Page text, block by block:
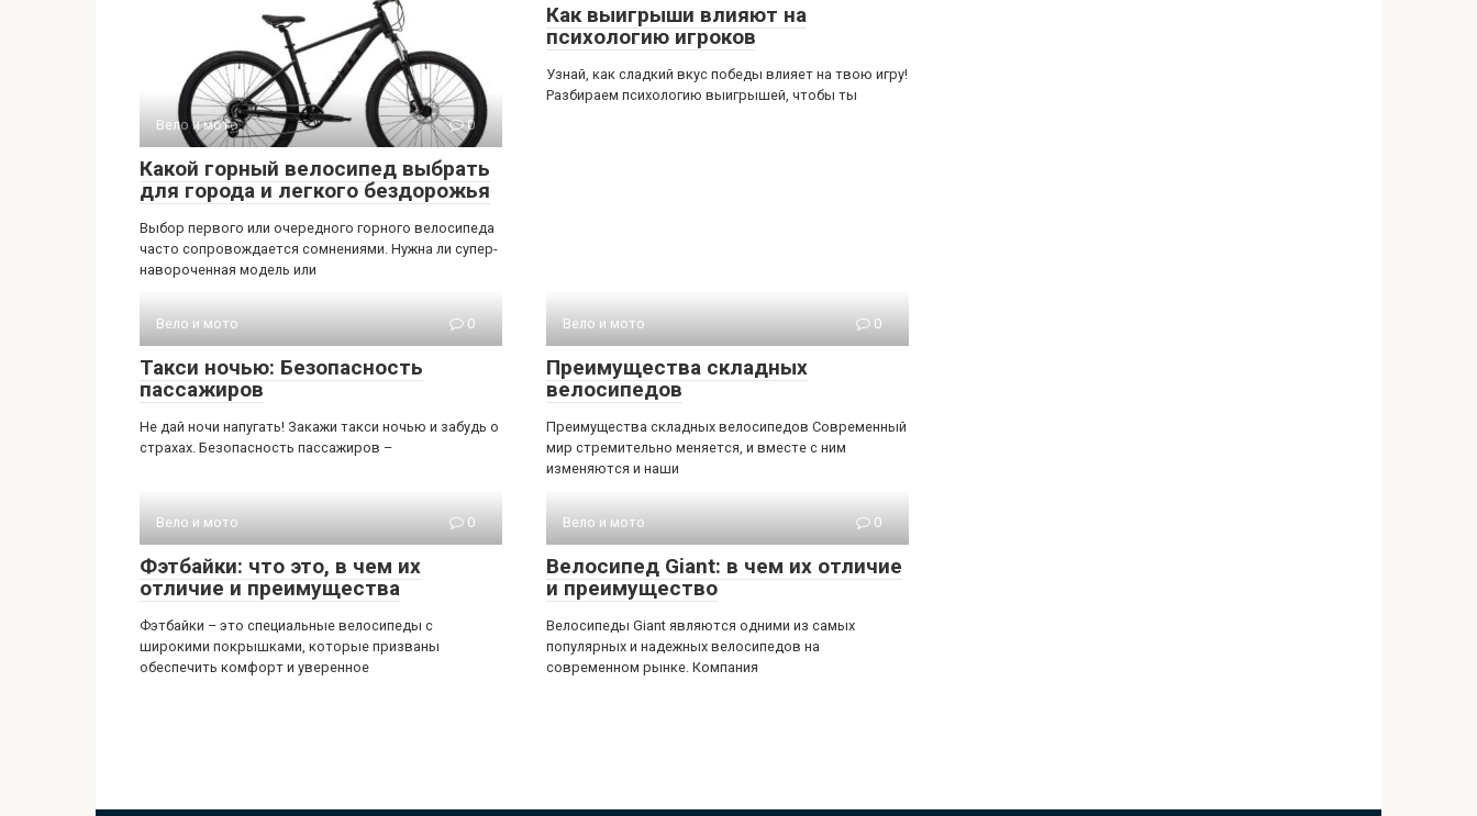
Вело и мото 0
Какой горный велосипед выбрать
для города и легкого бездорожья
Выбор первого или очередного горного велосипеда
часто сопровождается сомнениями. Нужна ли супер-
навороченная модель или
Как выигрыши влияют на
психологию игроков
Узнай, как сладкий вкус победы влияет на твою игру!
Разбираем психологию выигрышей, чтобы ты
Вело и мото 0
Такси ночью: Безопасность
пассажиров
Не дай ночи напугать! Закажи такси ночью и забудь о
страхах. Безопасность пассажиров –
Вело и мото 0
Преимущества складных
велосипедов
Преимущества складных велосипедов Современный
мир стремительно меняется, и вместе с ним
изменяются и наши
Вело и мото 0
Фэтбайки: что это, в чем их
отличие и преимущества
Фэтбайки – это специальные велосипеды с
широкими покрышками, которые призваны
обеспечить комфорт и уверенное
Вело и мото 0
Велосипед Giant: в чем их отличие
и преимущество
Велосипеды Giant являются одними из самых
популярных и надежных велосипедов на
современном рынке. Компания